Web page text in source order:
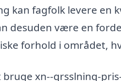
kan fagfolk levere en
desuden være en
forhold i området,
bruge xn--grsslning-